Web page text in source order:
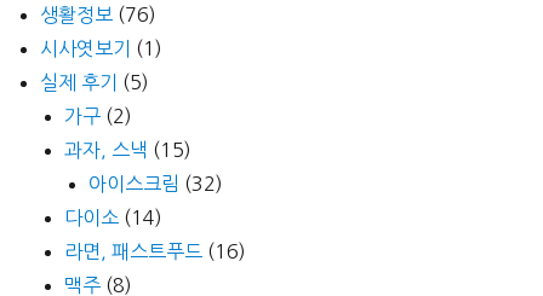
생활정보 (76)
시사엿보기
(1)
실제 후기
(5)
가구 (2)
과자, 스낵 (15)
아이스크림 (32)
다이소 (14)
라면, 패스트푸드 (16)
맥주 (8)